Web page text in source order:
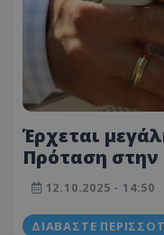
Έρχεται
Πρόταση στην
θερμαινόμενα
τσιγάρα –
τσέπη
12.10.2025 - 14:50
ΔΙΑΒΆΣΤΕ